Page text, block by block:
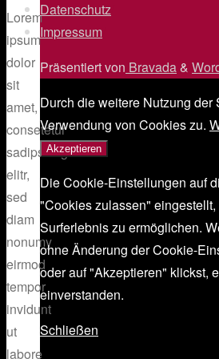
Lorem
ipsum
dolor
sit
amet,
consetetur
sadipscing
elitr,
sed
diam
nonumy
eirmod
tempor
invidunt
ut
labore
Datenschutz
Impressum
Präsentiert von Bravada&
Durch die weitere Nutzung der
Verwendung von Cookies zu.
Akzeptieren
Die Cookie-Einstellungen auf
"Cookies zulassen"
Surferlebnis zu ermöglichen.
ohne Änderung der Cookie-
oder auf "Akzeptieren" klickst,
einverstanden.
Schließen